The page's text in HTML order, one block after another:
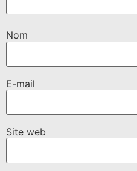
Nom
E-mail
Site web